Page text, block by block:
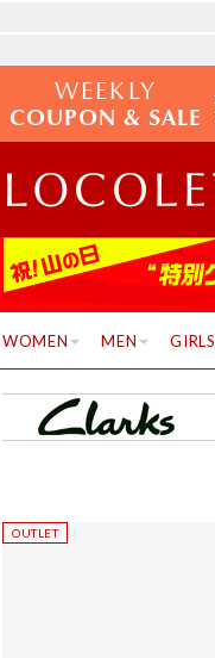
WEEKLY
COUPON & SALE
WOMEN MEN GIRLS